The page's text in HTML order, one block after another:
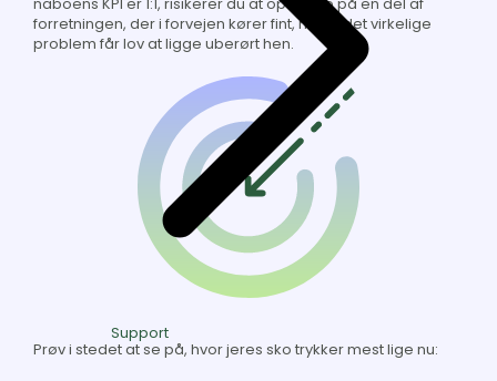
Support
naboens KPI'er 1:1, risikerer du at optimere på en del af
forretningen, der i forvejen kører fint, mens det virkelige
problem får lov at ligge uberørt hen.
Prøv i stedet at se på, hvor jeres sko trykker mest lige nu: